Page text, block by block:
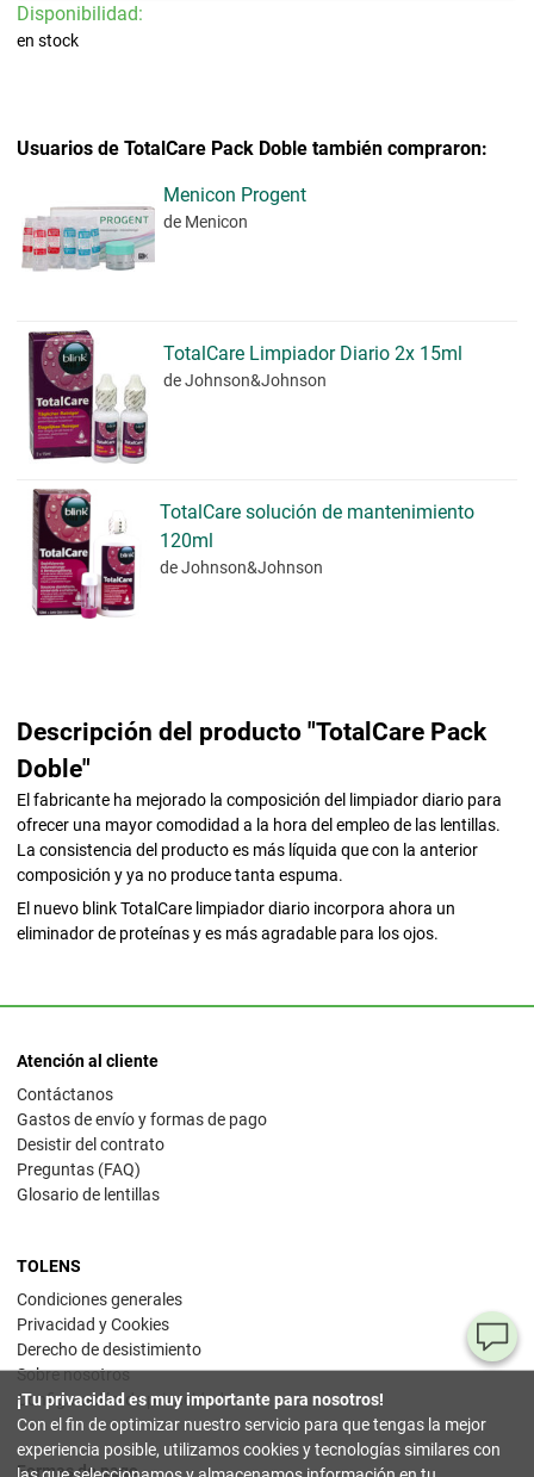
Disponibilidad:
en stock
Usuarios de TotalCare Pack Doble también compraron:
Menicon Progent
de Menicon
TotalCare Limpiador Diario 2x 15ml
de Johnson&Johnson
TotalCare solución de mantenimiento
120ml
de Johnson&Johnson
Descripción del producto "TotalCare Pack
Doble"
El fabricante ha mejorado la composición del limpiador diario para
ofrecer una mayor comodidad a la hora del empleo de las lentillas.
La consistencia del producto es más líquida que con la anterior
composición y ya no produce tanta espuma.
El nuevo blink TotalCare limpiador diario incorpora ahora un
eliminador de proteínas y es más agradable para los ojos.
Atención al cliente
Contáctanos
Gastos de envío y formas de pago
Desistir del contrato
Preguntas (FAQ)
Glosario de lentillas
TOLENS
Condiciones generales
Privacidad y Cookies
Derecho de desistimiento
Sobre nosotros
Configuración de privacidad
Formas de pago
¡Tu privacidad es muy importante para nosotros!
Con el fin de optimizar nuestro servicio para que tengas la mejor
experiencia posible, utilizamos cookies y tecnologías similares con